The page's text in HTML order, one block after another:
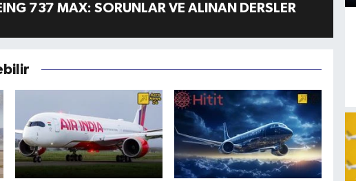
737 MAX: SORUNLAR VE ALINAN DERSLER